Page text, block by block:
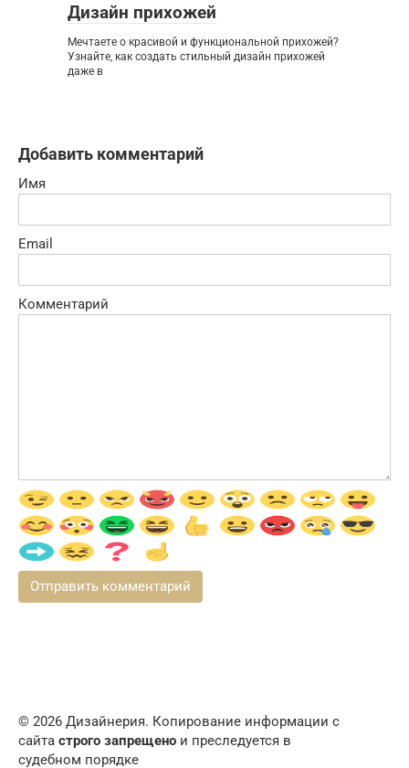
Дизайн прихожей
Мечтаете о красивой и функциональной прихожей?
Узнайте, как создать стильный дизайн прихожей
даже в
Добавить комментарий
Имя
Email
Комментарий
© 2026 Дизайнерия. Копирование информации с
сайта строго запрещено и преследуется в
судебном порядке